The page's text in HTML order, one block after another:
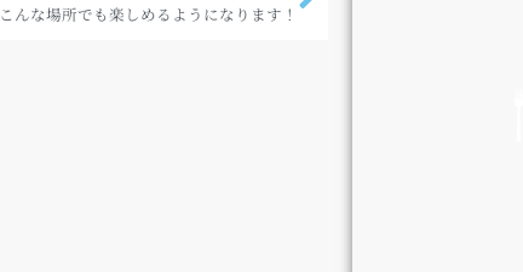
こんな場所でも楽しめるようになります！